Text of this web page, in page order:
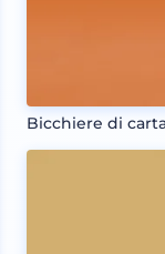
Bicchiere di